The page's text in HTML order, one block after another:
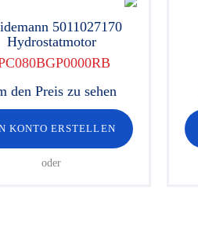
5011027170
Hydrostatmotor
den Preis zu sehen
KONTO ERSTELLEN
oder